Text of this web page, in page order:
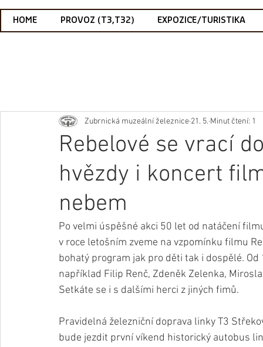
HOME PROVOZ (T3,T32) EXPOZICE/TURISTIKA
Rebelové se vrací
hvězdy i koncert
nebem
Zubrnická muzeální železnice 21. 5. Minut čtení: 1
Po velmi úspěšné akci 50 let od natáčení
v roce letošním zveme na vzpomínku filmu
bohatý program jak pro děti tak i dospělé.
například Filip Renč, Zdeněk Zelenka,
Setkáte se i s dalšími herci z jiných fimů.
Pravidelná železniční doprava linky T3
bude jezdit první víkend historický autobus